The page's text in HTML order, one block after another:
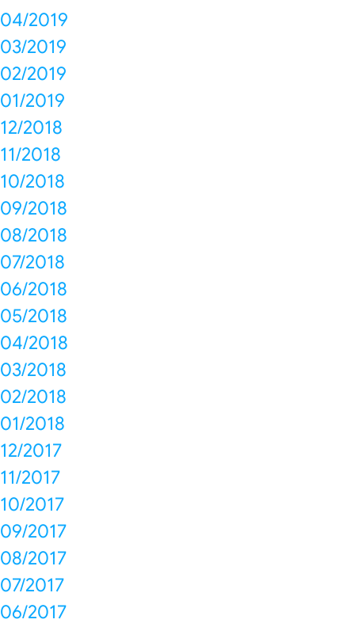
04/2019
03/2019
02/2019
01/2019
12/2018
11/2018
10/2018
09/2018
08/2018
07/2018
06/2018
05/2018
04/2018
03/2018
02/2018
01/2018
12/2017
11/2017
10/2017
09/2017
08/2017
07/2017
06/2017